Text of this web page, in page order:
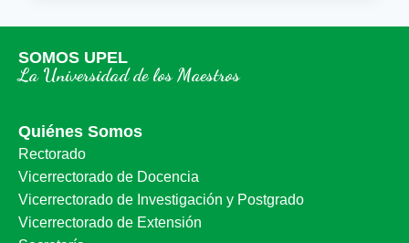
SOMOS UPEL
La Universidad de los Maestros
Quiénes Somos
Rectorado
Vicerrectorado de Docencia
Vicerrectorado de Investigación y Postgrado
Vicerrectorado de Extensión